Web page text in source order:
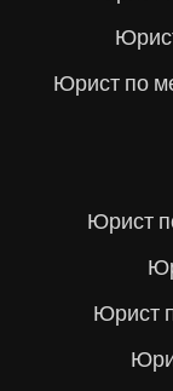
Юрист по
Юрист
Юрист